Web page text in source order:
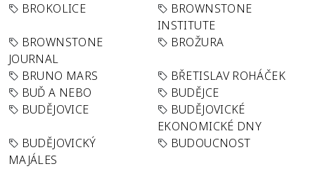
BROKOLICE
BROWNSTONE
INSTITUTE
BROWNSTONE
JOURNAL
BROŽURA
BRUNO MARS
BŘETISLAV ROHÁČEK
BUĎ A NEBO
BUDĚJCE
BUDĚJOVICE
BUDĚJOVICKÉ
EKONOMICKÉ DNY
BUDĚJOVICKÝ
MAJÁLES
BUDOUCNOST